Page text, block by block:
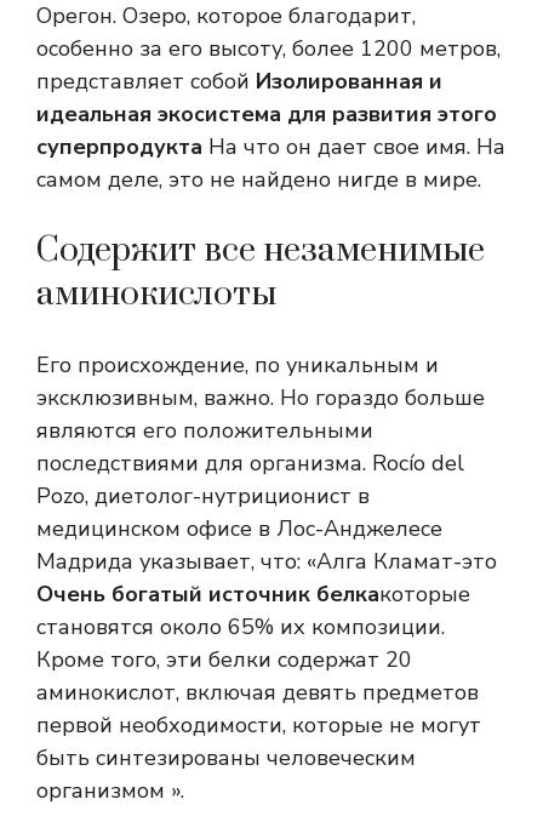
Орегон. Озеро, которое благодарит,
особенно за его высоту, более 1200 метров,
представляет собой Изолированная и
идеальная экосистема для развития этого
суперпродукта На что он дает свое имя. На
самом деле, это не найдено нигде в мире.
Содержит все незаменимые
аминокислоты
Его происхождение, по уникальным и
эксклюзивным, важно. Но гораздо больше
являются его положительными
последствиями для организма. Rocío del
Pozo, диетолог-нутриционист в
медицинском офисе в Лос-Анджелесе
Мадрида указывает, что: «Алга Кламат-это
Очень богатый источник белкакоторые
становятся около 65% их композиции.
Кроме того, эти белки содержат 20
аминокислот, включая девять предметов
первой необходимости, которые не могут
быть синтезированы человеческим
организмом ».